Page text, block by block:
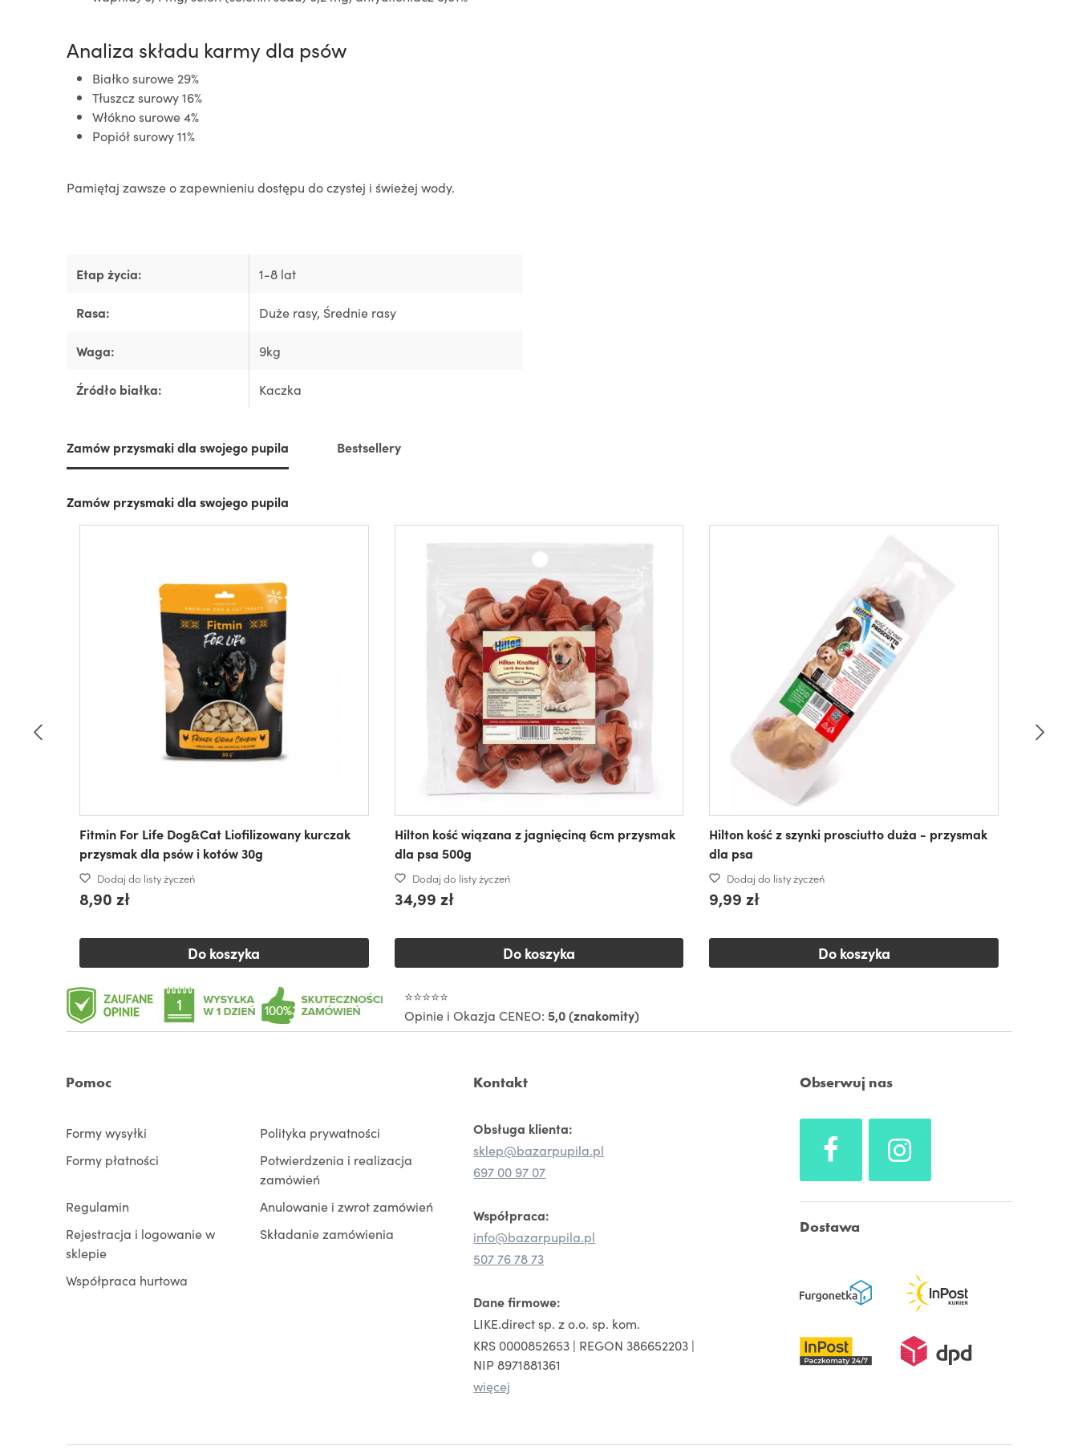
Analiza składu karmy dla psów
Białko surowe 29%
Tłuszcz surowy 16%
Włókno surowe 4%
Popiół surowy 11%
Pamiętaj zawsze o zapewnieniu dostępu do czystej i świeżej wody.
Etap życia: 1-8 lat
Rasa: Duże rasy, Średnie rasy
Waga: 9kg
Źródło białka: Kaczka
Zamów przysmaki dla swojego pupila Bestsellery
Zamów przysmaki dla swojego pupila
Fitmin For Life Dog&Cat Liofilizowany kurczak
przysmak dla psów i kotów 30g
Dodaj do listy życzeń
8,90 zł
Do koszyka
Hilton kość wiązana z jagnięciną 6cm przysmak
dla psa 500g
Dodaj do listy życzeń
34,99 zł
Do koszyka
Hilton kość z szynki prosciutto duża - przysmak
dla psa
Dodaj do listy życzeń
9,99 zł
Do koszyka
⭐⭐⭐⭐⭐
Opinie i Okazja CENEO: 5,0 (znakomity)
Pomoc
Formy wysyłki
Polityka prywatności
Formy płatności
Potwierdzenia i realizacja
zamówień
Regulamin
Anulowanie i zwrot zamówień
Rejestracja i logowanie w
sklepie
Składanie zamówienia
Współpraca hurtowa
Kontakt
Obsługa klienta:
sklep@bazarpupila.pl
697 00 97 07
Współpraca:
info@bazarpupila.pl
507 76 78 73
Dane firmowe:
LIKE.direct sp. z o.o. sp. kom.
KRS 0000852653 | REGON 386652203 |
NIP 8971881361
więcej
Obserwuj nas
Dostawa